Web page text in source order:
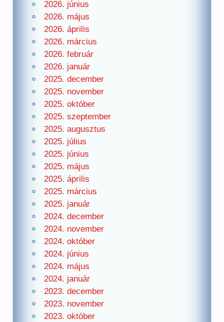
2026. június
2026. május
2026. április
2026. március
2026. február
2026. január
2025. december
2025. november
2025. október
2025. szeptember
2025. augusztus
2025. július
2025. június
2025. május
2025. április
2025. március
2025. január
2024. december
2024. november
2024. október
2024. június
2024. május
2024. január
2023. december
2023. november
2023. október